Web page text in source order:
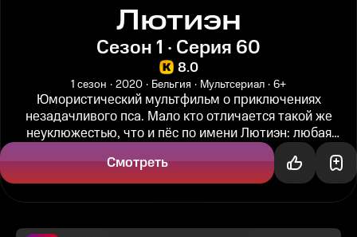
Лютиэн
Сезон 1 · Серия 60
8.0
1 сезон 2020 Бельгия Мультсериал 6+
Юмористический мультфильм о приключениях
незадачливого пса. Мало кто отличается такой же
неуклюжестью, что и пёс по имени Лютиэн: любая
бытовая ситуация вызывает у него...
Смотреть